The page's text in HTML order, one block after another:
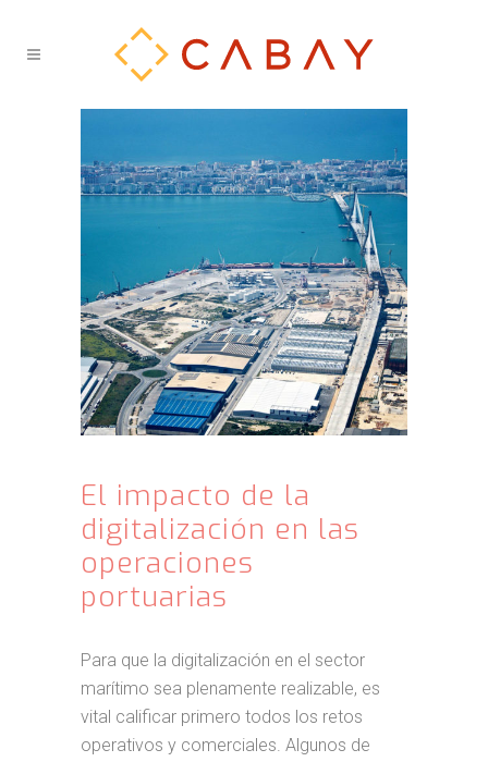
El impacto de la
digitalización en las
operaciones
portuarias
Para que la digitalización en el sector
marítimo sea plenamente realizable, es
vital calificar primero todos los retos
operativos y comerciales. Algunos de